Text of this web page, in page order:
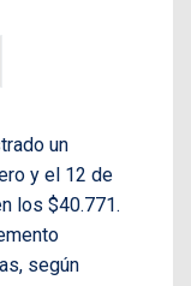
un
y el 12 de
los $40.771.
según